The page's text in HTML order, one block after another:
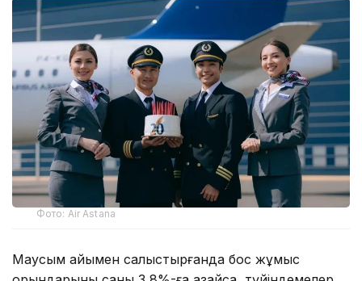
Фото: Air Astana
Маусым айымен салыстырғанда бос жұмыс